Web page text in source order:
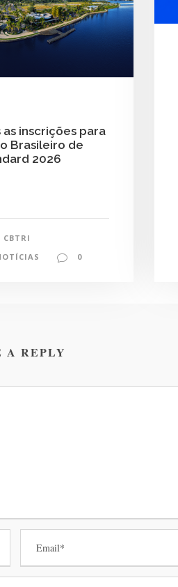
inscrições para
Brasileiro de
2026
CBTRI
0
A REPLY